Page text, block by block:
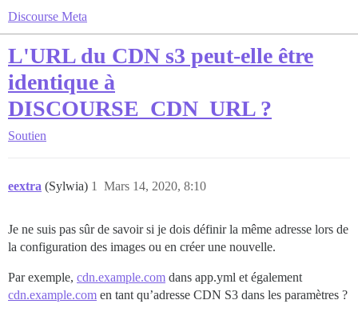
Discourse Meta
L'URL du CDN s3 peut-elle être
identique à
DISCOURSE_CDN_URL ?
Soutien
eextra (Sylwia) Mars 14, 2020, 8:10
1
Je ne suis pas sûr de savoir si je dois définir la même adresse lors de
la configuration des images ou en créer une nouvelle.
Par exemple, cdn.example.com dans app.yml et également
cdn.example.com en tant qu’adresse CDN S3 dans les paramètres ?